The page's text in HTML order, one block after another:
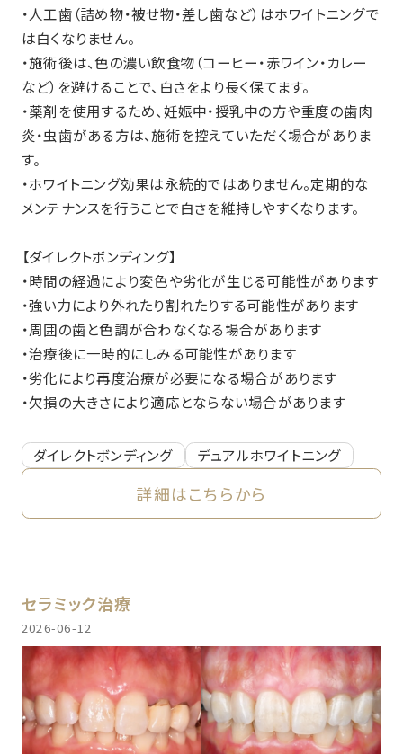
・人工歯（詰め物・被せ物・差し歯など）はホワイトニングで
は白くなりません。
・施術後は、色の濃い飲食物（コーヒー・赤ワイン・カレー
など）を避けることで、白さをより長く保てます。
・薬剤を使用するため、妊娠中・授乳中の方や重度の歯肉
炎・虫歯がある方は、施術を控えていただく場合がありま
す。
・ホワイトニング効果は永続的ではありません。定期的な
メンテナンスを行うことで白さを維持しやすくなります。
【ダイレクトボンディング】
・時間の経過により変色や劣化が生じる可能性があります
・強い力により外れたり割れたりする可能性があります
・周囲の歯と色調が合わなくなる場合があります
・治療後に一時的にしみる可能性があります
・劣化により再度治療が必要になる場合があります
・欠損の大きさにより適応とならない場合があります
ダイレクトボンディング デュアルホワイトニング
詳細はこちらから
セラミック治療
2026-06-12